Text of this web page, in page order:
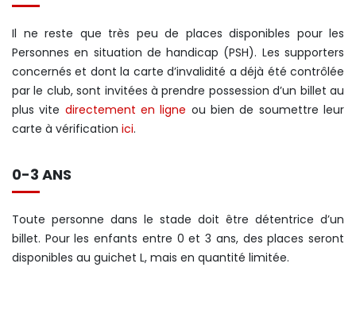
Il ne reste que très peu de places disponibles pour les
Personnes en situation de handicap (PSH). Les supporters
concernés et dont la carte d’invalidité a déjà été contrôlée
par le club, sont invitées à prendre possession d’un billet au
plus vite directement en ligne ou bien de soumettre leur
carte à vérification ici.
0-3 ANS
Toute personne dans le stade doit être détentrice d’un
billet. Pour les enfants entre 0 et 3 ans, des places seront
disponibles au guichet L, mais en quantité limitée.